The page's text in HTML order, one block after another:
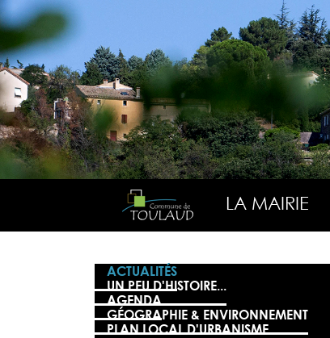
LA MAIRIE
ACTUALITÉS
UN PEU D'HISTOIRE...
AGENDA
GÉOGRAPHIE & ENVIRONNEMENT
PLAN LOCAL D'URBANISME